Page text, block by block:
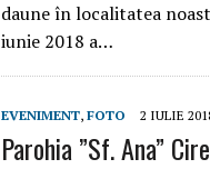
daune în localitatea
iunie 2018 a…
EVENIMENT, FOTO 2 IULIE
Parohia ”Sf. Ana”